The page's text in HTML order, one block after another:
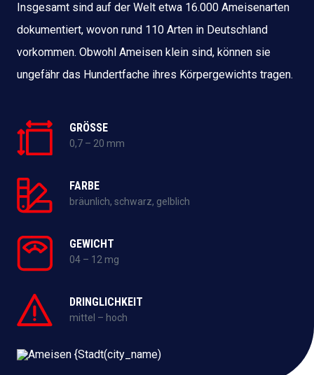
Insgesamt sind auf der Welt etwa 16.000 Ameisenarten
dokumentiert, wovon rund 110 Arten in Deutschland
vorkommen. Obwohl Ameisen klein sind, können sie
ungefähr das Hundertfache ihres Körpergewichts tragen.
GRÖSSE
0,7 – 20 mm
FARBE
bräunlich, schwarz, gelblich
GEWICHT
04 – 12 mg
DRINGLICHKEIT
mittel – hoch